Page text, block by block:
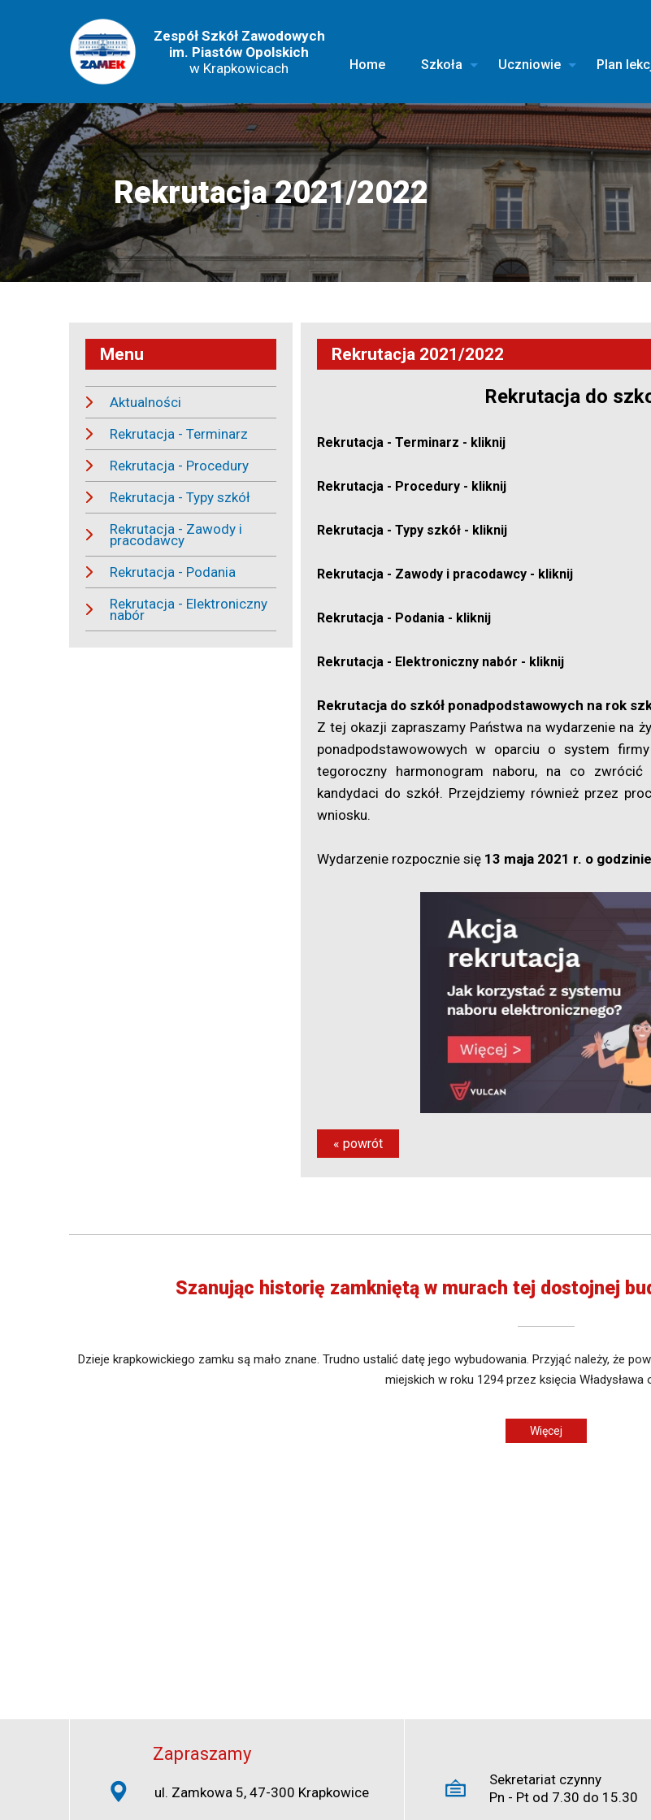
Zespół Szkół Zawodowych
im. Piastów Opolskich
w Krapkowicach
Home Szkoła Uczniowie Plan
Rekrutacja 2021/2022
Menu
Aktualności
Rekrutacja - Terminarz
Rekrutacja - Procedury
Rekrutacja - Typy szkół
Rekrutacja - Zawody i
pracodawcy
Rekrutacja - Podania
Rekrutacja - Elektroniczny
nabór
Rekrutacja 2021/2022
Rekrutacja do
Rekrutacja - Terminarz - kliknij
Rekrutacja - Procedury - kliknij
Rekrutacja - Typy szkół - kliknij
Rekrutacja - Zawody i pracodawcy - kliknij
Rekrutacja - Podania - kliknij
Rekrutacja - Elektroniczny nabór - kliknij
Rekrutacja do szkół ponadpodstawowych na rok
Z tej okazji zapraszamy Państwa na wydarzenie na
ponadpodstawowowych w oparciu o system
tegoroczny harmonogram naboru, na co
kandydaci do szkół. Przejdziemy również przez
wniosku.
Wydarzenie rozpocznie się13 maja 2021 r. o
« powrót
Szanując historię zamkniętą w murach tej dostojnej
Dzieje krapkowickiego zamku są mało znane. Trudno ustalić datę jego wybudowania. Przyjąć należy, że
miejskich w roku 1294 przez księcia Władysława
Więcej
Zapraszamy
ul. Zamkowa 5, 47-300 Krapkowice
Sekretariat czynny
Pn - Pt od 7.30 do 15.30